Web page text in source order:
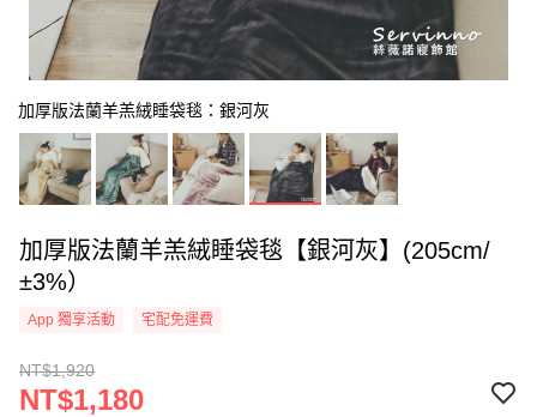
加厚版法蘭羊羔絨睡袋毯：銀河灰
加厚版法蘭羊羔絨睡袋毯【銀河灰】(205cm/
±3%）
App 獨享活動 宅配免運費
NT$1,920
NT$1,180